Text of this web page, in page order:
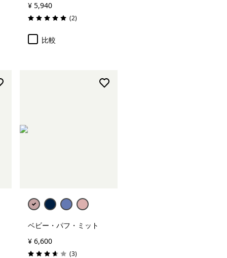
¥ 5,940
評価: 5.0 / 5 (2レビュー
)
比較
ベビー・パフ・ミット
¥ 6,600
(3レビュー
)